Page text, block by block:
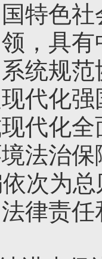
特色
，具
统规
代化
代化
法治
次为
律责任